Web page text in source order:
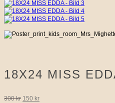
18X24 MISS
300kr Det
150 krDet